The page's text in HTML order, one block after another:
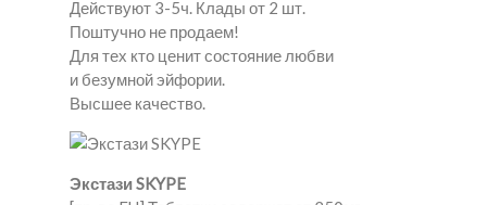
Действуют 3-5ч. Клады от 2 шт.
Поштучно не продаем!
Для тех кто ценит состояние любви
и безумной эйфории.
Высшее качество.
Экстази SKYPE